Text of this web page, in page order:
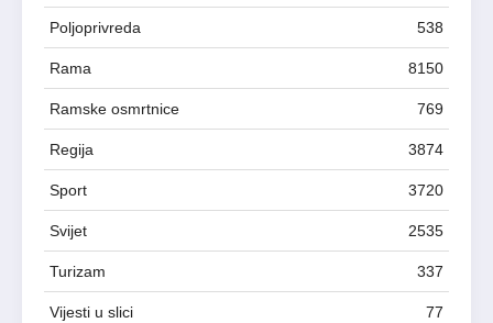
Poljoprivreda 538
Rama 8150
Ramske osmrtnice 769
Regija 3874
Sport 3720
Svijet 2535
Turizam 337
Vijesti u slici 77